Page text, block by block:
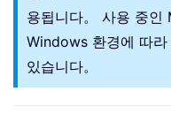
용됩니다。 사용 중
Windows 환경에 따
있습니다。